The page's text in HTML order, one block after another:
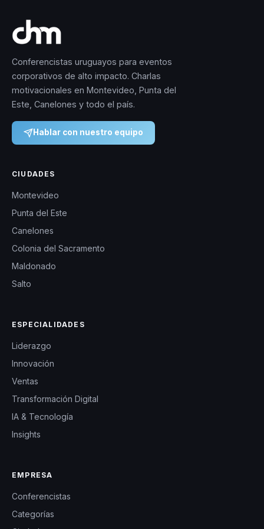
Conferencistas uruguayos para eventos
corporativos de alto impacto. Charlas
motivacionales en Montevideo, Punta del
Este, Canelones y todo el país.
Hablar con nuestro equipo
CIUDADES
Montevideo
Punta del Este
Canelones
Colonia del Sacramento
Maldonado
Salto
ESPECIALIDADES
Liderazgo
Innovación
Ventas
Transformación Digital
IA & Tecnología
Insights
EMPRESA
Conferencistas
Categorías